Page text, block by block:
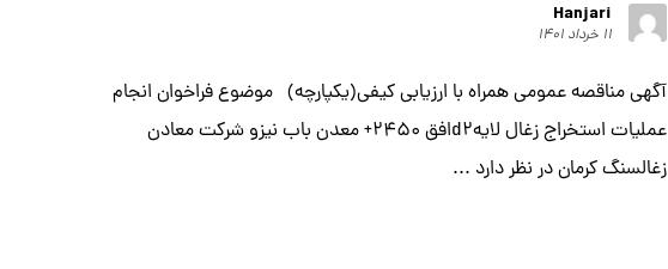
Hanjari
۱۱ خرداد ۱۴۰۱
آگهي مناقصه عمومی همراه با ارزیابی کیفی(یکپارچه) موضوع فراخوان انجام
عملیات استخراج زغال لایهd2افق 2450+ معدن باب نیزو شركت معادن
زغالسنگ كرمان در نظر دارد ...